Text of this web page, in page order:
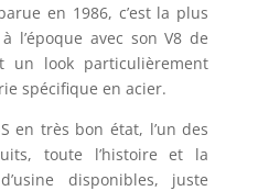
en 1986, c’est la plus
l’époque avec son V8 de
un look particulièrement
spécifique en acier.
en très bon état, l’un des
toute l’histoire et la
disponibles, juste